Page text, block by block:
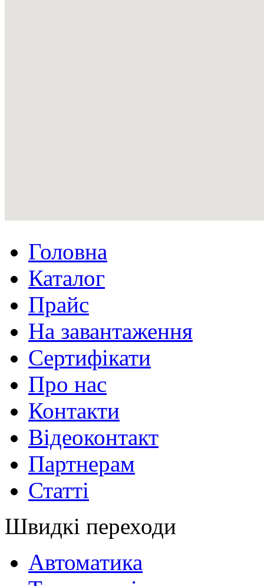
Головна
Каталог
Прайс
На завантаження
Сертифікати
Про нас
Контакти
Відеоконтакт
Партнерам
Статті
Швидкі переходи
Автоматика